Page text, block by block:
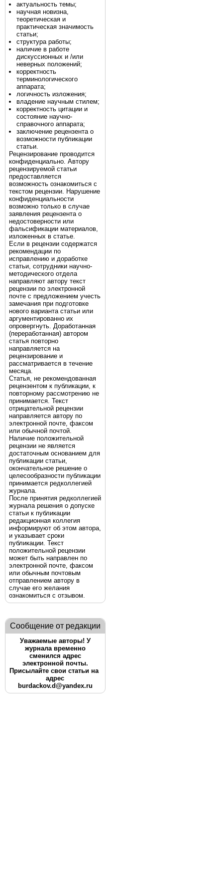
актуальность темы;
научная новизна,
теоретическая и
практическая значимость
статьи;
структура работы;
наличие в работе
дискуссионных и /или
неверных положений;
корректность
терминологического
аппарата;
логичность изложения;
владение научным стилем;
корректность цитации и
состояние научно-
справочного аппарата;
заключение рецензента о
возможности публикации
статьи.
Рецензирование проводится
конфиденциально. Автору
рецензируемой статьи
предоставляется
возможность ознакомиться с
текстом рецензии. Нарушение
конфиденциальности
возможно только в случае
заявления рецензента о
недостоверности или
фальсификации материалов,
изложенных в статье.
Если в рецензии содержатся
рекомендации по
исправлению и доработке
статьи, сотрудники научно-
методического отдела
направляют автору текст
рецензии по электронной
почте с предложением учесть
замечания при подготовке
нового варианта статьи или
аргументированно их
опровергнуть. Доработанная
(переработанная) автором
статья повторно
направляется на
рецензирование и
рассматривается в течение
месяца.
Статья, не рекомендованная
рецензентом к публикации, к
повторному рассмотрению не
принимается. Текст
отрицательной рецензии
направляется автору по
электронной почте, факсом
или обычной почтой.
Наличие положительной
рецензии не является
достаточным основанием для
публикации статьи,
окончательное решение о
целесообразности публикации
принимается редколлегией
журнала.
После принятия редколлегией
журнала решения о допуске
статьи к публикации
редакционная коллегия
информируют об этом автора,
и указывает сроки
публикации. Текст
положительной рецензии
может быть направлен по
электронной почте, факсом
или обычным почтовым
отправлением автору в
случае его желания
ознакомиться с отзывом.
Сообщение от редакции
Уважаемые авторы! У
журнала временно
сменился адрес
электронной почты.
Присылайте свои статьи на
адрес
burdackov.d@yandex.ru